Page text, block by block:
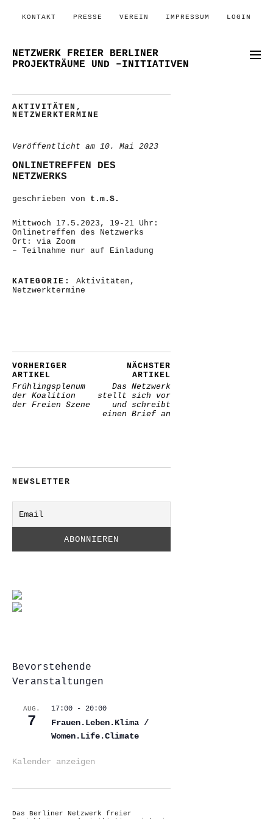
KONTAKT PRESSE VEREIN IMPRESSUM LOGIN
NETZWERK FREIER BERLINER
PROJEKTRÄUME UND –INITIATIVEN
AKTIVITÄTEN ,
NETZWERKTERMINE
Veröffentlicht am 10. Mai 2023
ONLINETREFFEN DES
NETZWERKS
geschrieben von t.m.S.
Mittwoch 17.5.2023, 19-21 Uhr:
Onlinetreffen des Netzwerks
Ort: via Zoom
– Teilnahme nur auf Einladung
KATEGORIE: Aktivitäten ,
Netzwerktermine
VORHERIGER
ARTIKEL
Frühlingsplenum
der Koalition
der Freien Szene
NÄCHSTER
ARTIKEL
Das Netzwerk
stellt sich vor
und schreibt
einen Brief an
NEWSLETTER
Bevorstehende
Veranstaltungen
AUG.
7
17:00 - 20:00
Frauen.Leben.Klima /
Women.Life.Climate
Kalender anzeigen
Das Berliner Netzwerk freier